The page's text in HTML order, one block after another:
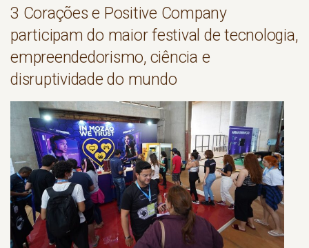
3 Corações e Positive Company
participam do maior festival de tecnologia,
empreendedorismo, ciência e
disruptividade do mundo